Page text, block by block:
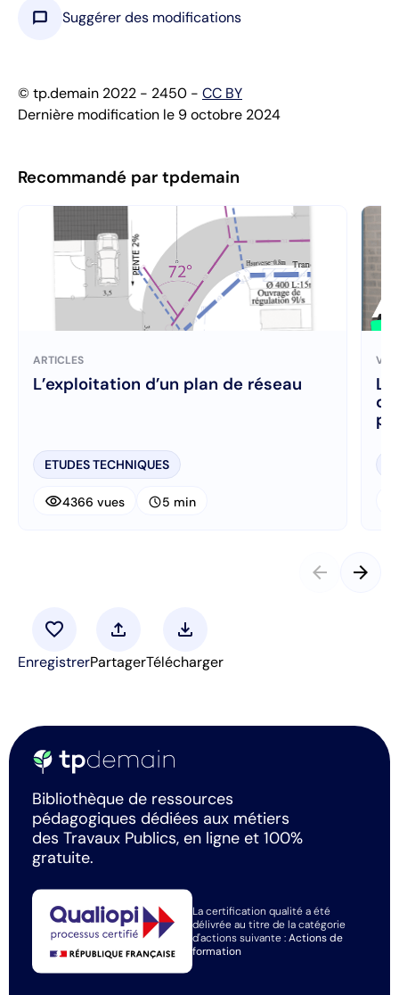
chat_bubble Suggérer des modifications
© tp.demain 2022 - 2450 - CC BY
Dernière modification le 9 octobre 2024
Recommandé par tpdemain
ARTICLES
L’exploitation d’un plan de réseau
ETUDES TECHNIQUES
visibility4366 vues schedule5 min
arrow_back arrow_forward
favorite
Enregistrer
upload
Partager
download
Télécharger
Bibliothèque de ressources
pédagogiques dédiées aux métiers
des Travaux Publics, en ligne et 100%
gratuite.
La certification qualité a été
délivrée au titre de la catégorie
d'actions suivante :Actions de
formation